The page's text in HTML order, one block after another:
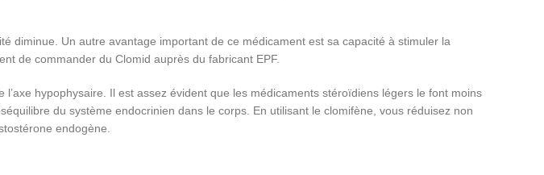
diminue. Un autre avantage important de ce médicament est sa capacité à stimuler la
de commander du Clomid auprès du fabricant EPF.
hypophysaire. Il est assez évident que les médicaments stéroïdiens légers le font moins
du système endocrinien dans le corps. En utilisant le clomifène, vous réduisez non
endogène.